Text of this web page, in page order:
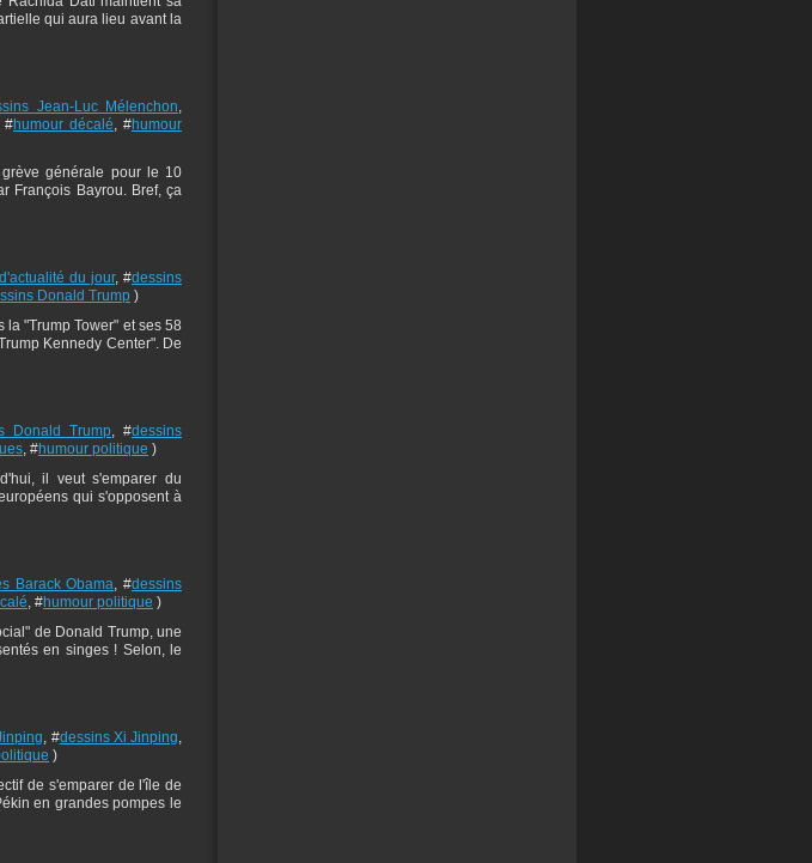
qui aura lieu avant la
Jean-Luc Mélenchon,
#humour décalé, #humour
générale pour le 10
François Bayrou. Bref, ça
du jour, #dessins
Donald Trump )
"Trump Tower" et ses 58
Kennedy Center". De
Donald Trump, #dessins
, #humour politique )
il veut s'emparer du
qui s'opposent à
Barack Obama, #dessins
, #humour politique )
de Donald Trump, une
en singes ! Selon, le
, #dessins Xi Jinping,
)
de s'emparer de l'île de
en grandes pompes le